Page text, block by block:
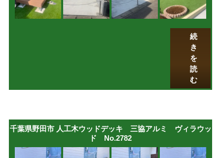
続
き
を
読
む
千葉県野田市 人工木ウッドデッキ 三協アルミ ヴィラウッ
ド No.2782